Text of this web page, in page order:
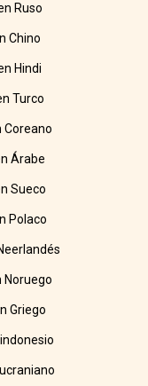
Ruso
Chino
Hindi
Turco
Coreano
Árabe
Sueco
Polaco
Noruego
Griego